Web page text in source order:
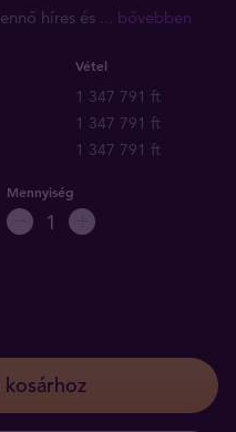
híres és ... bővebben
Vétel
1 347 791 ft
1 347 791 ft
1 347 791 ft
Mennyiség
kosárhoz